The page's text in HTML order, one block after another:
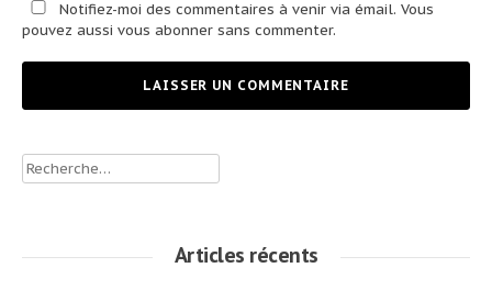
Notifiez-moi des commentaires à venir via émail. Vous
pouvez aussi vous abonner sans commenter.
Rechercher :
Articles récents